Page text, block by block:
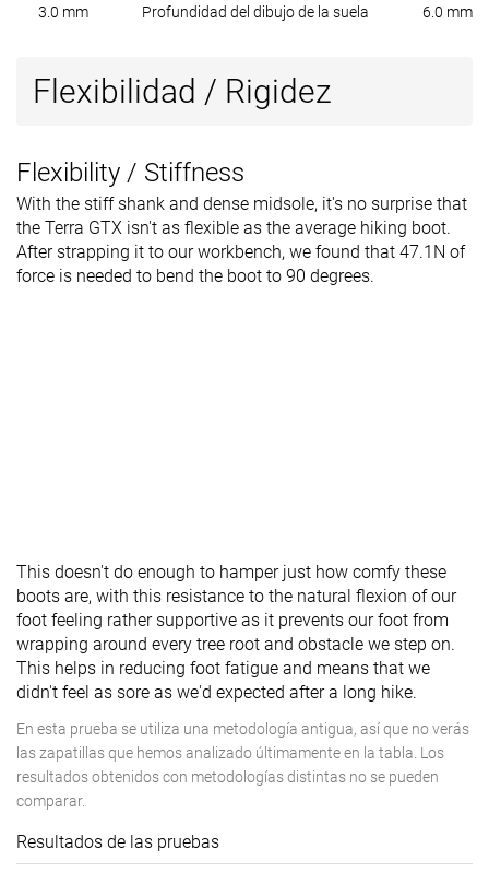
3.0 mm Profundidad del dibujo de la suela 6.0 mm
Flexibilidad / Rigidez
Flexibility / Stiffness
With the stiff shank and dense midsole, it's no surprise that
the Terra GTX isn't as flexible as the average hiking boot.
After strapping it to our workbench, we found that 47.1N of
force is needed to bend the boot to 90 degrees.
This doesn't do enough to hamper just how comfy these
boots are, with this resistance to the natural flexion of our
foot feeling rather supportive as it prevents our foot from
wrapping around every tree root and obstacle we step on.
This helps in reducing foot fatigue and means that we
didn't feel as sore as we'd expected after a long hike.
En esta prueba se utiliza una metodología antigua, así que no verás
las zapatillas que hemos analizado últimamente en la tabla. Los
resultados obtenidos con metodologías distintas no se pueden
comparar.
Resultados de las pruebas